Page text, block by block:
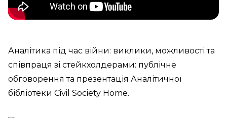
Аналітика під час війни: виклики, можливості та
співпраця зі стейкхолдерами: публічне
обговорення та презентація Аналітичної
бібліотеки Civil Society Home.